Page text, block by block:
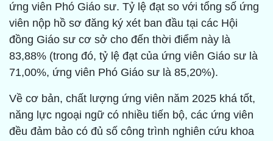
ứng viên Phó Giáo sư. Tỷ lệ đạt so với tổng số ứng
viên nộp hồ sơ đăng ký xét ban đầu tại các Hội
đồng Giáo sư cơ sở cho đến thời điểm này là
83,88% (trong đó, tỷ lệ đạt của ứng viên Giáo sư là
71,00%, ứng viên Phó Giáo sư là 85,20%).
Về cơ bản, chất lượng ứng viên năm 2025 khá tốt,
năng lực ngoại ngữ có nhiều tiến bộ, các ứng viên
đều đảm bảo có đủ số công trình nghiên cứu khoa